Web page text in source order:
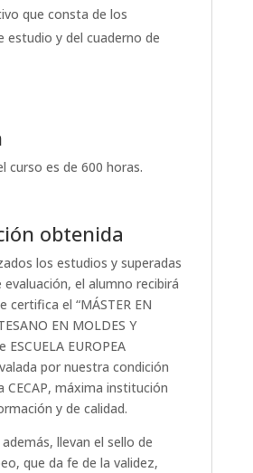
que consta de los
estudio y del cuaderno de
curso es de 600 horas.
obtenida
los estudios y superadas
evaluación, el alumno recibirá
certifica el “MÁSTER EN
EN MOLDES Y
ESCUELA EUROPEA
por nuestra condición
CECAP, máxima institución
y de calidad.
llevan el sello de
que da fe de la validez,